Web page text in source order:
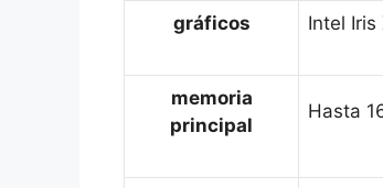
gráficos Intel Iris
memoria
principal
Hasta